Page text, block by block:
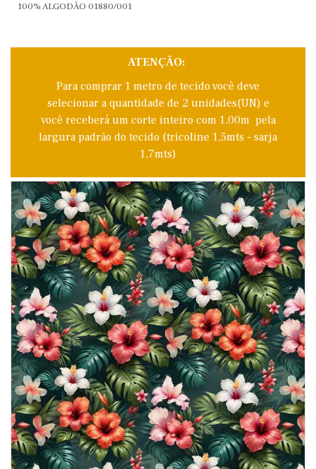
100% ALGODÃO 01880/001
ATENÇÃO:
Para comprar 1 metro de tecido você deve
selecionar a quantidade de 2 unidades(UN) e
você receberá um corte inteiro com 1,00m pela
largura padrão do tecido (tricoline 1,5mts - sarja
1,7mts)